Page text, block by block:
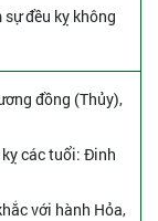
đều kỵ không
đồng (Thủy),
các tuổi: Đinh
với hành Hỏa,